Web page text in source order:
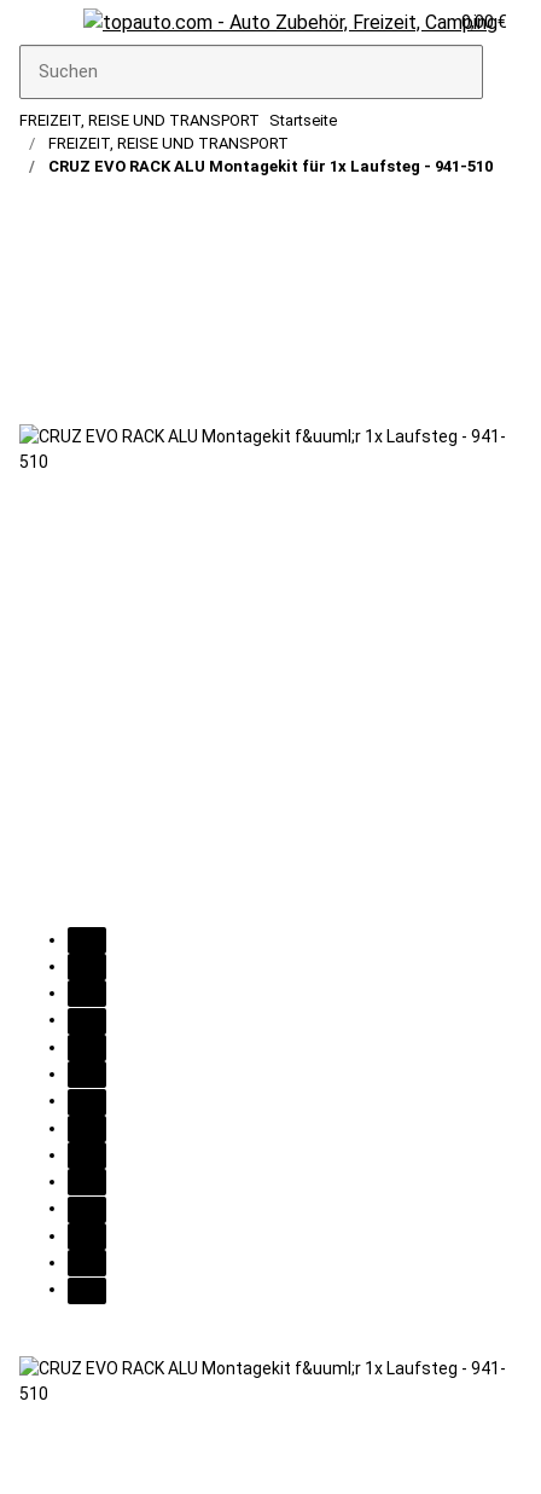
0,00 €
FREIZEIT, REISE UND TRANSPORT Startseite
FREIZEIT, REISE UND TRANSPORT
CRUZ EVO RACK ALU Montagekit für 1x Laufsteg - 941-510